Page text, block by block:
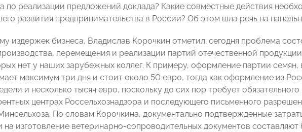
по реализации предложений доклада? Какие совместные действия
развития предпринимательства в России? Об этом шла речь на
издержек бизнеса, Владислав Корочкин отметил: сегодня проблема
перемещения и реализации партий отечественной
нет у наших зарубежных коллег. К примеру, оформление партии семян,
максимум три дня и стоит около 50 евро, тогда как оформление из
и несколько тысяч евро, поскольку до сих пор требует
центрах Россельхознадзора и последующего письменного
По словам Корочкина, документально подтвержденные
на изготовление ветеринарно-сопроводительных документов